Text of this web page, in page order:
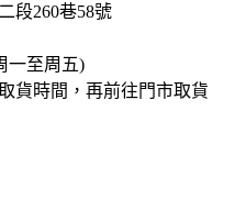
段260巷58號
一至周五)
貨時間，再前往門市取貨